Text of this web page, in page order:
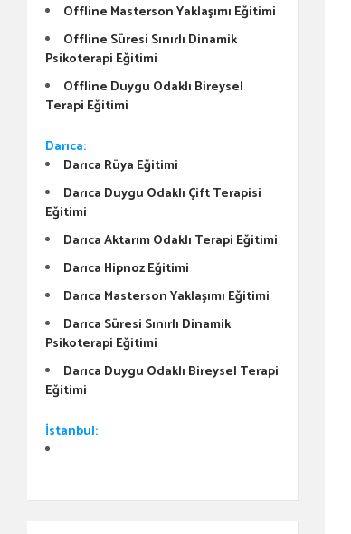
Offline Masterson Yaklaşımı Eğitimi
Offline Süresi Sınırlı Dinamik
Psikoterapi Eğitimi
Offline Duygu Odaklı Bireysel
Terapi Eğitimi
Darıca:
Darıca Rüya Eğitimi
Darıca Duygu Odaklı Çift Terapisi
Eğitimi
Darıca Aktarım Odaklı Terapi Eğitimi
Darıca Hipnoz Eğitimi
Darıca Masterson Yaklaşımı Eğitimi
Darıca Süresi Sınırlı Dinamik
Psikoterapi Eğitimi
Darıca Duygu Odaklı Bireysel Terapi
Eğitimi
İstanbul: